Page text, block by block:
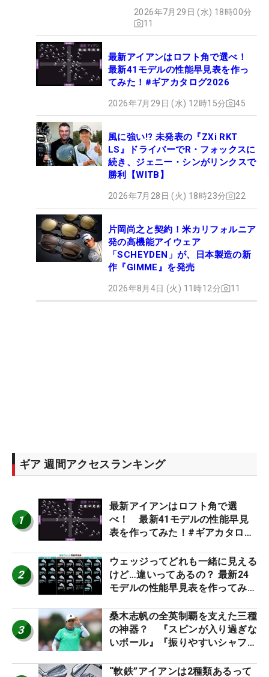
2026年7月29日 (水) 18時00分
11
最新アイアンはロフト角で選べ！
最新41モデルの性能早見表を作っ
てみた！#ギアカタログ2026
2026年7月29日 (水) 12時15分 45
風に強い!? 未発表の『ZXi RKT
LS』ドライバーでR・フォックスに
続き、ジェニー・シンがリンクスで
勝利【WITB】
2026年7月28日 (火) 18時23分 22
片岡尚之と契約！米カリフォルニア
発の高機能アイウェア
「SCHEYDEN」が、日本製造の新
作『GIMME』を発売
2026年8月4日 (火) 11時12分 11
ギア 週間アクセスランキング
1
最新アイアンはロフト角で選
べ！ 最新41モデルの性能早見
表を作ってみた！#ギアカタログ
2
ウェッジってどれも一緒に見える
けど…違いってあるの？ 最新24
モデルの性能早見表を作ってみ
3
桑木志帆の全英制覇を支えた三種
の神器？ 『スピンが入り過ぎな
いボール』『振りやすいシャフ
ー』 #女子プロセッティング
“軟鉄”アイアンは2種類あるって